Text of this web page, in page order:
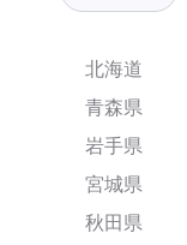
北海道
青森県
岩手県
宮城県
秋田県